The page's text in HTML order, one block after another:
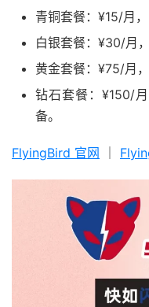
青铜套餐：¥15/月
白银套餐：¥30/月
黄金套餐：¥75/月
钻石套餐：¥150/
备。
FlyingBird 官网